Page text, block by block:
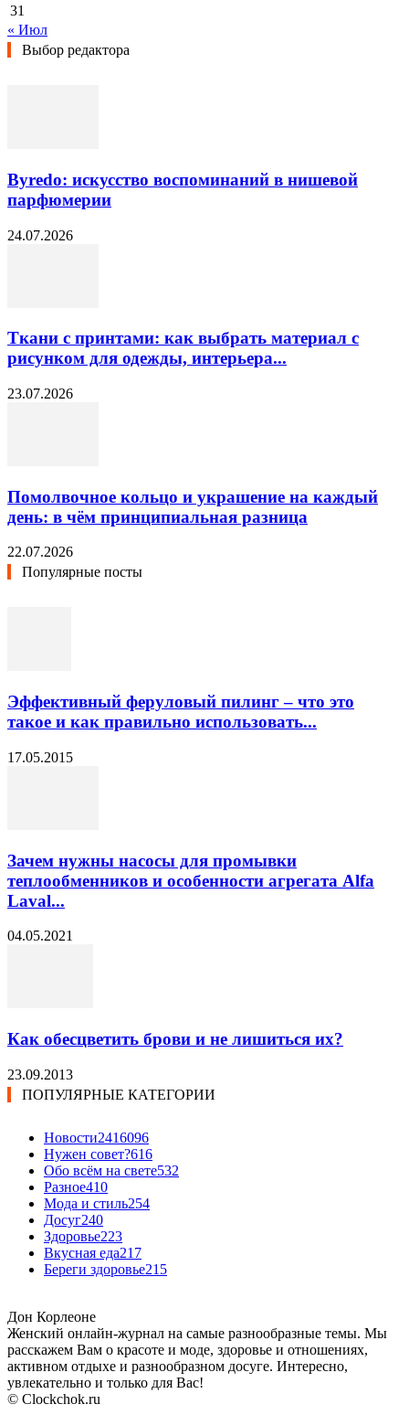
31
« Июл
Выбор редактора
Byredo: искусство воспоминаний в нишевой
парфюмерии
24.07.2026
Ткани с принтами: как выбрать материал с
рисунком для одежды, интерьера...
23.07.2026
Помолвочное кольцо и украшение на каждый
день: в чём принципиальная разница
22.07.2026
Популярные посты
Эффективный феруловый пилинг – что это
такое и как правильно использовать...
17.05.2015
Зачем нужны насосы для промывки
теплообменников и особенности агрегата Alfa
Laval...
04.05.2021
Как обесцветить брови и не лишиться их?
23.09.2013
ПОПУЛЯРНЫЕ КАТЕГОРИИ
Новости2416096
Нужен совет?616
Обо всём на свете532
Разное410
Мода и стиль254
Досуг240
Здоровье223
Вкусная еда217
Береги здоровье215
Дон Корлеоне
Женский онлайн-журнал на самые разнообразные темы. Мы
расскажем Вам о красоте и моде, здоровье и отношениях,
активном отдыхе и разнообразном досуге. Интересно,
увлекательно и только для Вас!
© Clockchok.ru